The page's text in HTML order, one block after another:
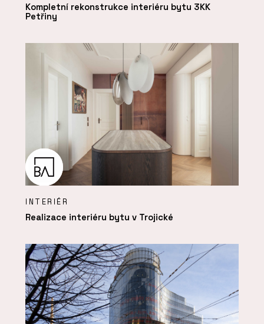
Kompletní rekonstrukce interiéru bytu 3KK
Petřiny
INTERIÉR
Realizace interiéru bytu v Trojické